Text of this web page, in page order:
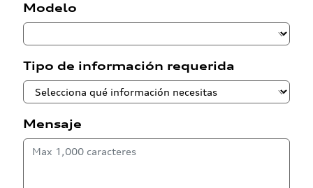
Modelo
Tipo de información requerida
Mensaje